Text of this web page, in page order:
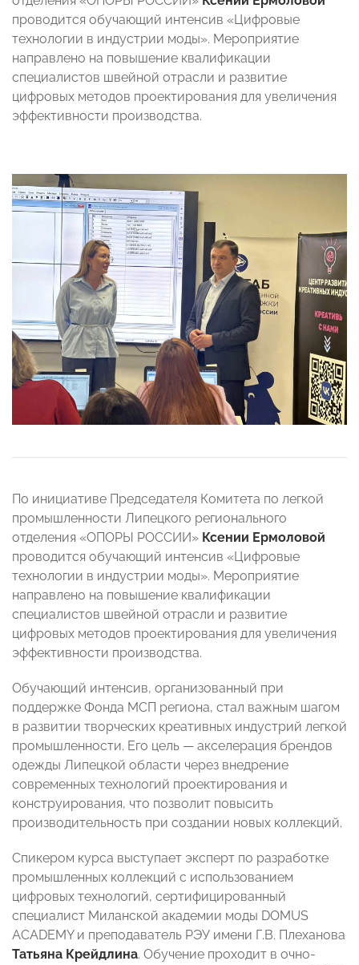
проводится обучающий интенсив «Цифровые
технологии в индустрии моды». Мероприятие
направлено на повышение квалификации
специалистов швейной отрасли и развитие
цифровых методов проектирования для увеличения
эффективности производства.
По инициативе Председателя Комитета по легкой
промышленности Липецкого регионального
отделения «ОПОРЫ РОССИИ» Ксении Ермоловой
проводится обучающий интенсив «Цифровые
технологии в индустрии моды». Мероприятие
направлено на повышение квалификации
специалистов швейной отрасли и развитие
цифровых методов проектирования для увеличения
эффективности производства.
Обучающий интенсив, организованный при
поддержке Фонда МСП региона, стал важным шагом
в развитии творческих креативных индустрий легкой
промышленности. Его цель — акселерация брендов
одежды Липецкой области через внедрение
современных технологий проектирования и
конструирования, что позволит повысить
производительность при создании новых коллекций.
Спикером курса выступает эксперт по разработке
промышленных коллекций с использованием
цифровых технологий, сертифицированный
специалист Миланской академии моды DOMUS
ACADEMY и преподаватель РЭУ имени Г.В. Плеханова
Татьяна Крейдлина. Обучение проходит в очно-